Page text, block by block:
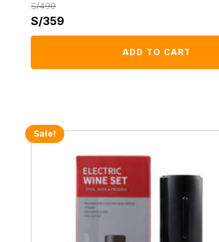
S/499
S/359
ADD TO CART
Sale!